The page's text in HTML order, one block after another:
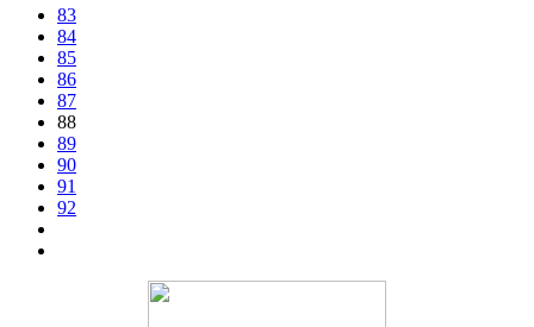
83
84
85
86
87
88
89
90
91
92